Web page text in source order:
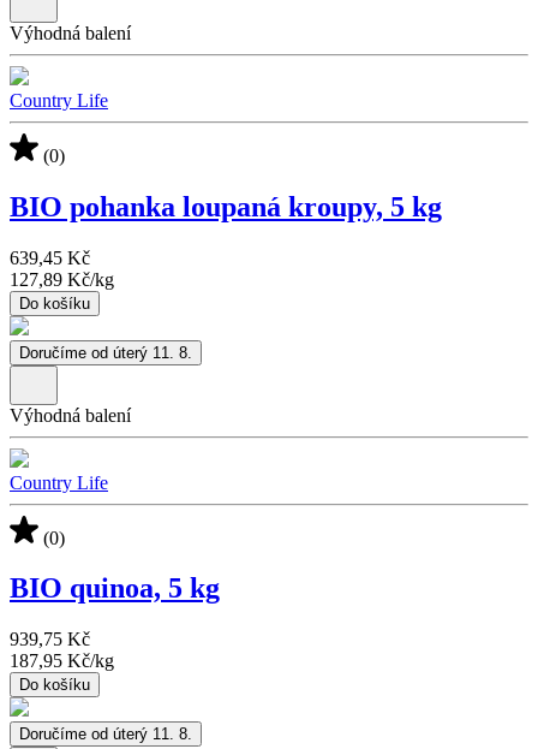
Výhodná balení
Country Life
(0)
BIO pohanka loupaná kroupy, 5 kg
639,45 Kč
127,89 Kč/kg
Do košíku
Doručíme od úterý 11. 8.
Výhodná balení
Country Life
(0)
BIO quinoa, 5 kg
939,75 Kč
187,95 Kč/kg
Do košíku
Doručíme od úterý 11. 8.